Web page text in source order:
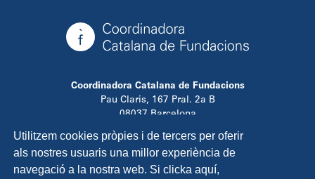
Utilitzem cookies pròpies i de tercers per oferir
als nostres usuaris una millor experiència de
navegació a la nostra web. Si clicka aquí,
Coordinadora Catalana de Fundacions
Pau Claris, 167 Pral. 2a B
08037 Barcelona
info@ccfundacions.cat